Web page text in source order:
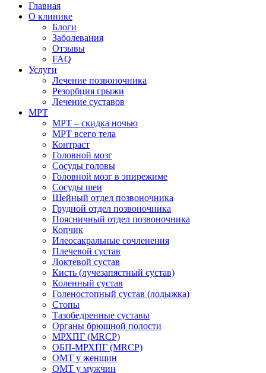
Главная
О клинике
Блоги
Заболевания
Отзывы
FAQ
Услуги
Лечение позвоночника
Резорбция грыжи
Лечение суставов
МРТ
МРТ – скидка ночью
МРТ всего тела
Контраст
Головной мозг
Сосуды головы
Головной мозг в эпирежиме
Сосуды шеи
Шейный отдел позвоночника
Грудной отдел позвоночника
Поясничный отдел позвоночника
Копчик
Илеосакральные сочленения
Плечевой сустав
Локтевой сустав
Кисть (лучезапястный сустав)
Коленный сустав
Голеностопный сустав (лодыжка)
Стопы
Тазобедренные суставы
Органы брюшной полости
МРХПГ (MRCP)
ОБП-МРХПГ (MRCP)
ОМТ у женщин
ОМТ у мужчин